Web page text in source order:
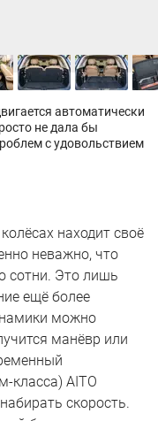
автоматически
не дала бы
с удовольствием
находит своё
неважно, что
сотни. Это лишь
ещё более
можно
манёвр или
класса) AITO
скорость.